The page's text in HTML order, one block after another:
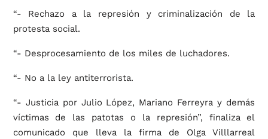
“- Rechazo a la represión y criminalización de la
protesta social.
“- Desprocesamiento de los miles de luchadores.
“- No a la ley antiterrorista.
“- Justicia por Julio López, Mariano Ferreyra y demás
víctimas de las patotas o la represión”, finaliza el
comunicado que lleva la firma de Olga Villlarreal